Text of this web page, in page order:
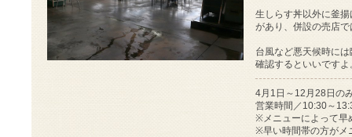
生しらす丼以外に釜
があり、併設の売店
台風など悪天候時に
確認するといいですよ
4月1日～12月28日の
営業時間／10:30～
※メニューによって早
※早い時間帯の方がメ